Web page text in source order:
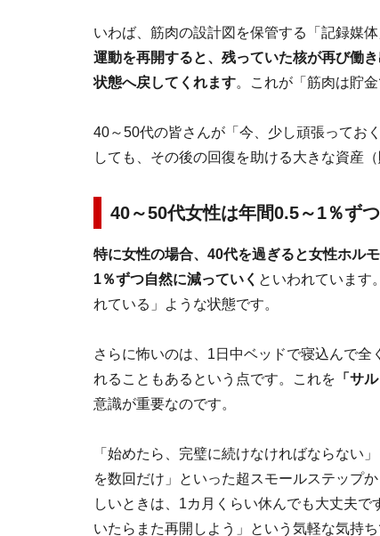
いわば、筋肉の設計図を保管する「記録媒
運動を再開すると、残っていた核が再び働
状態へ戻してくれます。これが「筋肉は貯
40～50代の皆さんが「今、少し頑張ってお
しても、その後の回復を助ける大きな資産
40～50代女性は年間0.5～1％ずつ
特に女性の場合、40代を過ぎると女性ホル
1％ずつ自然に減っていく といわれています
れている」ような状態です。
さらに怖いのは、1日中ベッドで寝込んで
れることもあるという点です。これを 「サ
意識が重要なのです。
「始めたら、完璧に続けなければならない
を数回だけ」といった超スモールステップ
しいときは、1カ月くらい休んでも大丈夫で
いたらまた再開しよう」という気軽な気持